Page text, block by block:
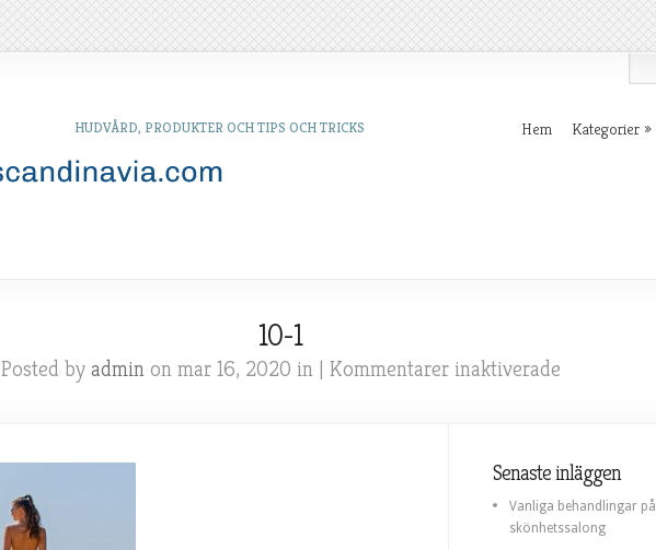
HUDVÅRD, PRODUKTER OCH TIPS OCH TRICKS Hem Kategorier
10-1
Posted by adminon mar 16, 2020 in | Kommentarer inaktiveradeför
Senaste inläggen
Vanliga behandlingar på
skönhetssalong